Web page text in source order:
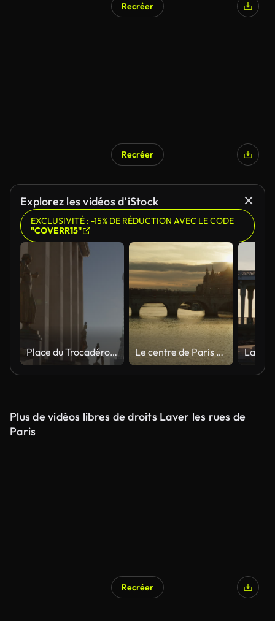
Recréer
Recréer
Explorez les vidéos d’iStock
EXCLUSIVITÉ : -15% DE RÉDUCTION AVEC LE CODE
"COVERR15"
Place du Trocadéro à Paris Le centre de Paris au lever du soleil
Plus de vidéos libres de droits Laver les rues de
Paris
Recréer